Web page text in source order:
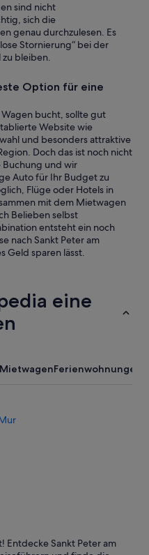
sind nicht
sich die
genau durchzulesen. Es
Stornierung“ bei der
bleiben.
Option für eine
bucht, sollte gut
Website wie
und besonders attraktive
Doch das ist noch nicht
Buchung und wir
Auto für Ihr Budget zu
Flüge oder Hotels in
mit dem Mietwagen
Belieben selbst
entsteht ein noch
nach Sankt Peter am
Geld sparen lässt.
eine
MietwagenFerienwohnungen
Entdecke Sankt Peter am